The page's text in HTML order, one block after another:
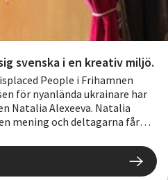
svenska i en kreativ miljö.
People i Frihamnen
för nyanlända ukrainare har
Natalia Alexeeva. Natalia
mening och deltagarna får